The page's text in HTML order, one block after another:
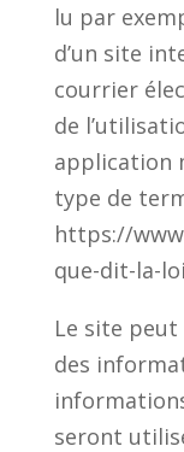
lu par
d’un site
courrier
de
application
type de
https://
que-dit-la-
Le site
des
seront